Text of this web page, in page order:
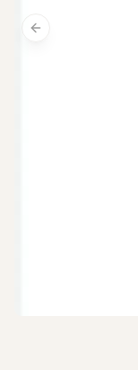
Previous slide